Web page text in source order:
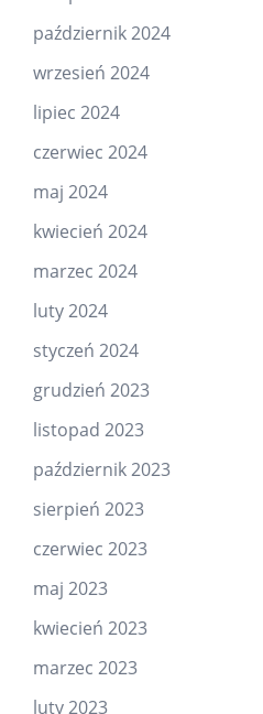
październik 2024
wrzesień 2024
lipiec 2024
czerwiec 2024
maj 2024
kwiecień 2024
marzec 2024
luty 2024
styczeń 2024
grudzień 2023
listopad 2023
październik 2023
sierpień 2023
czerwiec 2023
maj 2023
kwiecień 2023
marzec 2023
luty 2023